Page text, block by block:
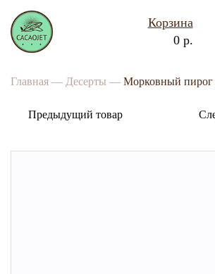
Корзина
0 р.
Главная — Десерты — Морковный пирог
Предыдущий товар